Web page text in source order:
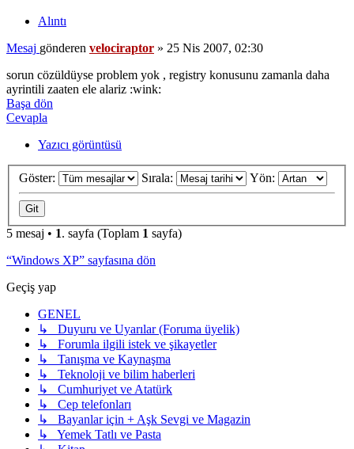
Alıntı
Mesaj gönderen velociraptor » 25 Nis 2007, 02:30
sorun cözüldüyse problem yok , registry konusunu zamanla daha
ayrintili zaaten ele alariz :wink:
Başa dön
Cevapla
Yazıcı görüntüsü
Göster: Sırala: Yön:
5 mesaj • 1. sayfa (Toplam 1 sayfa)
“Windows XP” sayfasına dön
Geçiş yap
GENEL
↳ Duyuru ve Uyarılar (Foruma üyelik)
↳ Forumla ilgili istek ve şikayetler
↳ Tanışma ve Kaynaşma
↳ Teknoloji ve bilim haberleri
↳ Cumhuriyet ve Atatürk
↳ Cep telefonları
↳ Bayanlar için + Aşk Sevgi ve Magazin
↳ Yemek Tatlı ve Pasta